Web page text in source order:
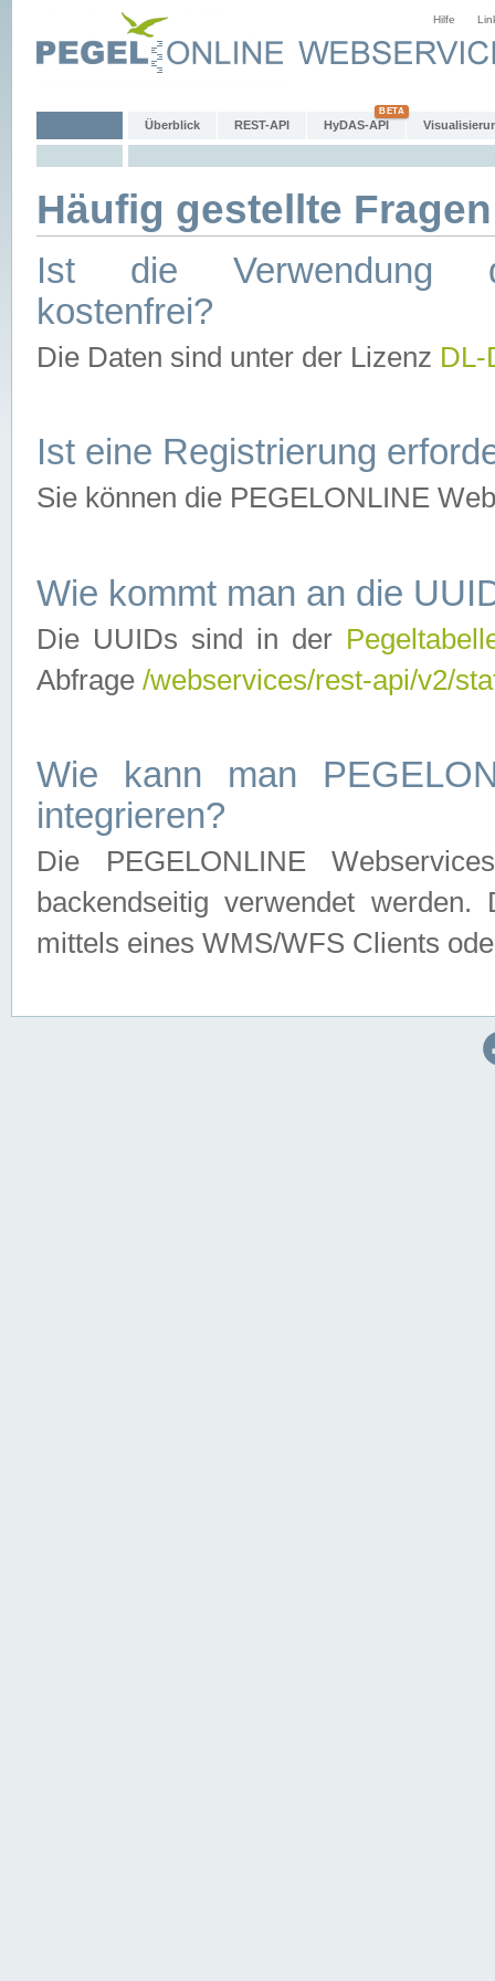
Hilfe
Überblick REST-API HyDAS-API
Häufig gestellte
Ist die Verwendung
kostenfrei?
Die Daten sind unter der Lizenz
Ist eine Registrierung
Sie können die PEGELONLINE
Wie kommt man an die
Die UUIDs sind in der
Abfrage /webservices/rest-api/v2/
Wie kann man
integrieren?
Die PEGELONLINE
backendseitig verwendet
mittels eines WMS/WFS Clients